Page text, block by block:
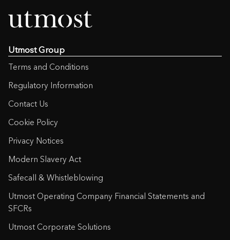
Utmost Group
Terms and Conditions
Regulatory Information
Contact Us
Cookie Policy
Privacy Notices
Modern Slavery Act
Safecall & Whistleblowing
Utmost Operating Company Financial Statements and
SFCRs
Utmost Corporate Solutions